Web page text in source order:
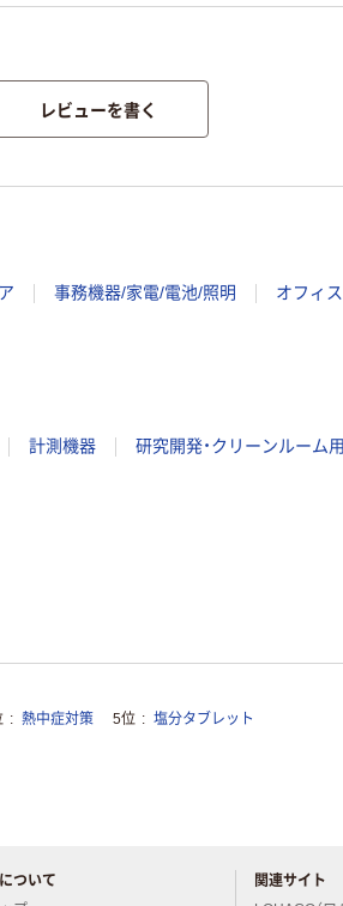
レビューを書く
事務機器/家電/電池/照明 オフィ
計測機器 研究開発・クリーンルーム
熱中症対策 5位 塩分タブレット
ついて
関連サイト